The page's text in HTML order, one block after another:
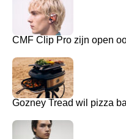
CMF Clip Pro zijn open
Gozney Tread wil pizza